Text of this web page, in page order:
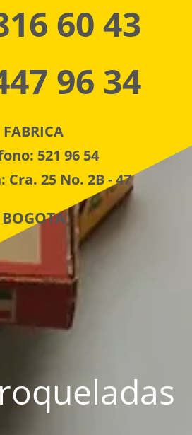
60 43
96 34
FABRICA
521 96 54
Cra. 25 No. 2B - 47
BOGOTA